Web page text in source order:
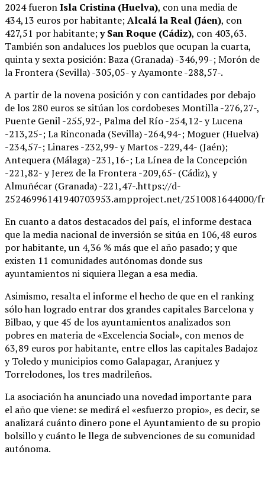
2024 fueronIsla Cristina (Huelva), con una media de
434,13 euros por habitante;Alcalá la Real (Jáen), con
427,51 por habitante;y San Roque (Cádiz), con 403,63.
También son andaluces los pueblos que ocupan la cuarta,
quinta y sexta posición: Baza (Granada) -346,99-; Morón de
la Frontera (Sevilla) -305,05- y Ayamonte -288,57-.
A partir de la novena posición y con cantidades por debajo
de los 280 euros se sitúan los cordobeses Montilla -276,27-,
Puente Genil -255,92-, Palma del Río -254,12- y Lucena
-213,25-; La Rinconada (Sevilla) -264,94-; Moguer (Huelva)
-234,57-; Linares -232,99- y Martos -229,44- (Jaén);
Antequera (Málaga) -231,16-; La Línea de la Concepción
-221,82- y Jerez de la Frontera -209,65- (Cádiz), y
Almuñécar (Granada) -221,47-.https://d-
25246996141940703953.ampproject.net/2510081644000/
En cuanto a datos destacados del país, el informe destaca
que la media nacional de inversión se sitúa en 106,48 euros
por habitante, un 4,36 % más que el año pasado; y que
existen 11 comunidades autónomas donde sus
ayuntamientos ni siquiera llegan a esa media.
Asimismo, resalta el informe el hecho de que en el ranking
sólo han logrado entrar dos grandes capitales Barcelona y
Bilbao, y que 45 de los ayuntamientos analizados son
pobres en materia de «Excelencia Social», con menos de
63,89 euros por habitante, entre ellos las capitales Badajoz
y Toledo y municipios como Galapagar, Aranjuez y
Torrelodones, los tres madrileños.
La asociación ha anunciado una novedad importante para
el año que viene: se medirá el «esfuerzo propio», es decir, se
analizará cuánto dinero pone el Ayuntamiento de su propio
bolsillo y cuánto le llega de subvenciones de su comunidad
autónoma.